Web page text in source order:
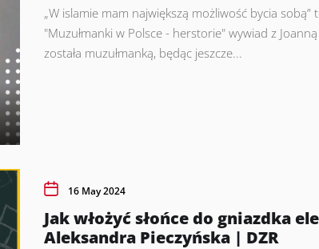
„W islamie mam największą możliwość bycia sobą”
"Muzułmanki w Polsce - herstorie" wywiad z
została muzułmanką, będąc jeszcze...
16 May 2024
Jak włożyć słońce do gniazdka
Aleksandra Pieczyńska | DZR